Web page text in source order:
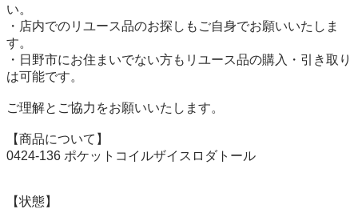
い。
・店内でのリユース品のお探しもご自身でお願いいたしま
す。
・日野市にお住まいでない方もリユース品の購入・引き取り
は可能です。
ご理解とご協力をお願いいたします。
【商品について】
0424-136 ポケットコイルザイスロダトール
【状態】